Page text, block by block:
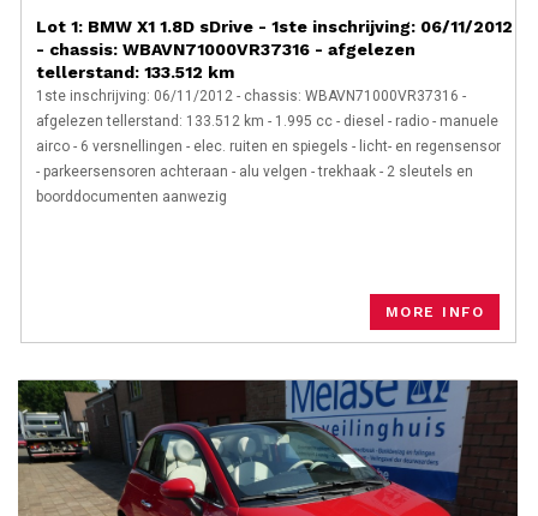
Lot 1: BMW X1 1.8D sDrive - 1ste inschrijving: 06/11/2012
- chassis: WBAVN71000VR37316 - afgelezen
tellerstand: 133.512 km
1ste inschrijving: 06/11/2012 - chassis: WBAVN71000VR37316 -
afgelezen tellerstand: 133.512 km - 1.995 cc - diesel - radio - manuele
airco - 6 versnellingen - elec. ruiten en spiegels - licht- en regensensor
- parkeersensoren achteraan - alu velgen - trekhaak - 2 sleutels en
boorddocumenten aanwezig
MORE INFO